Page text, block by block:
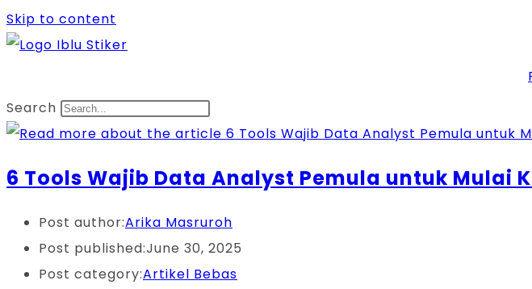
Skip to content
Search
6 Tools Wajib Data Analyst Pemula untuk Mulai
Post author:Arika Masruroh
Post published:June 30, 2025
Post category:Artikel Bebas